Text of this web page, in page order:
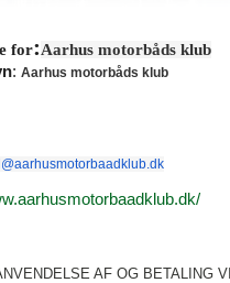
for:Aarhus motorbåds klub
: Aarhus motorbåds klub
AF OG BETALING